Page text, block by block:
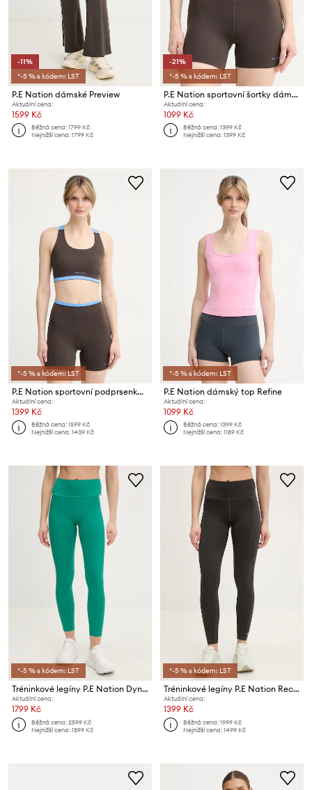
-11%
*-5 % s kódem: LST
P.E Nation dámské Preview
Aktuální cena:
1599 Kč
Běžná cena:1799 Kč
Nejnižší cena:1799 Kč
-21%
*-5 % s kódem: LST
P.E Nation sportovní šortky dámské
Aktuální cena:
1099 Kč
Běžná cena:1399 Kč
Nejnižší cena:1399 Kč
*-5 % s kódem: LST
P.E Nation sportovní podprsenka Highgate
Aktuální cena:
1399 Kč
Běžná cena:1599 Kč
Nejnižší cena:1439 Kč
*-5 % s kódem: LST
P.E Nation dámský top Refine
Aktuální cena:
1099 Kč
Běžná cena:1399 Kč
Nejnižší cena:1189 Kč
*-5 % s kódem: LST
Tréninkové legíny P.E Nation Dynamic
Aktuální cena:
1799 Kč
Běžná cena:2599 Kč
Nejnižší cena:1899 Kč
*-5 % s kódem: LST
Tréninkové legíny P.E Nation Recalibrate
Aktuální cena:
1399 Kč
Běžná cena:1999 Kč
Nejnižší cena:1499 Kč